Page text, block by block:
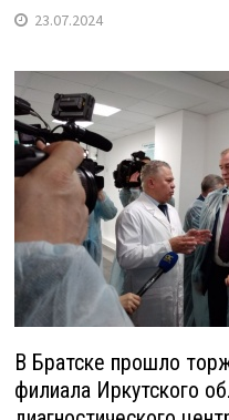
23.07.2024
В Братске прошло
филиала Иркутского